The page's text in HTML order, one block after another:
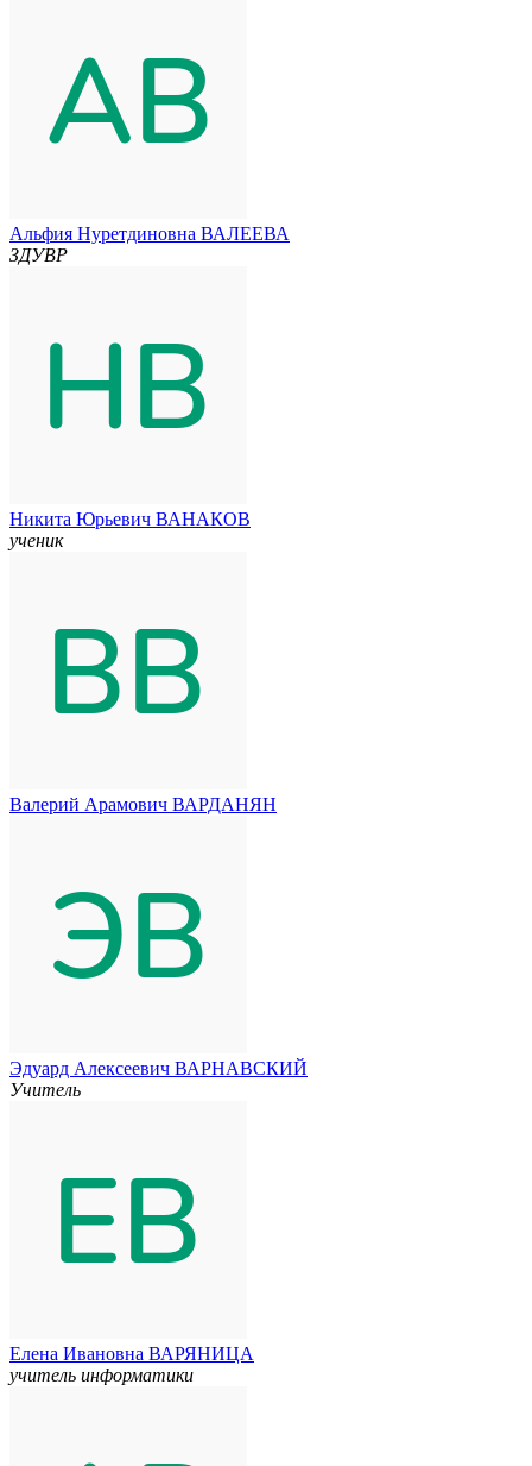
Альфия Нуретдиновна ВАЛЕЕВА
ЗДУВР
Никита Юрьевич ВАНАКОВ
ученик
Валерий Арамович ВАРДАНЯН
Эдуард Алексеевич ВАРНАВСКИЙ
Учитель
Елена Ивановна ВАРЯНИЦА
учитель информатики